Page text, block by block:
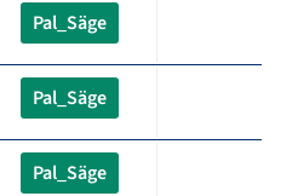
Pal_Säge
Pal_Säge
Pal_Säge